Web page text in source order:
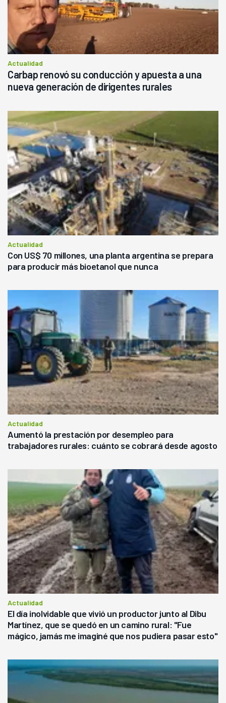
Actualidad
Carbap renovó su conducción y apuesta a una
nueva generación de dirigentes rurales
Actualidad
Con US$ 70 millones, una planta argentina se prepara
para producir más bioetanol que nunca
Actualidad
Aumentó la prestación por desempleo para
trabajadores rurales: cuánto se cobrará desde agosto
Actualidad
El día inolvidable que vivió un productor junto al Dibu
Martínez, que se quedó en un camino rural: "Fue
mágico, jamás me imaginé que nos pudiera pasar esto"